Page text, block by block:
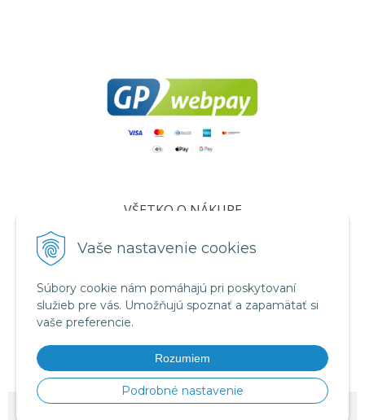
Vaše nastavenie cookies
Súbory cookie nám pomáhajú pri poskytovaní
služieb pre vás. Umožňujú spoznať a zapamätať si
vaše preferencie.
Rozumiem
Podrobné nastavenie
VŠETKO O NÁKUPE
Certifikáty
Ochrana osobných údajov
Informácie o cookies
Formuláre